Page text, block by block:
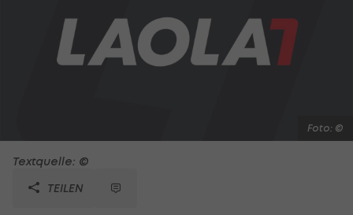
Foto: ©
Textquelle: ©
TEILEN